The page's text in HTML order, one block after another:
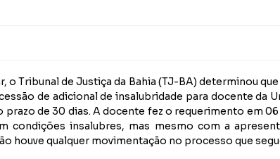
o Tribunal de Justiça da Bahia (TJ-BA) determinou
de adicional de insalubridade para docente da
prazo de 30 dias. A docente fez o requerimento em
condições insalubres, mas mesmo com a
houve qualquer movimentação no processo que